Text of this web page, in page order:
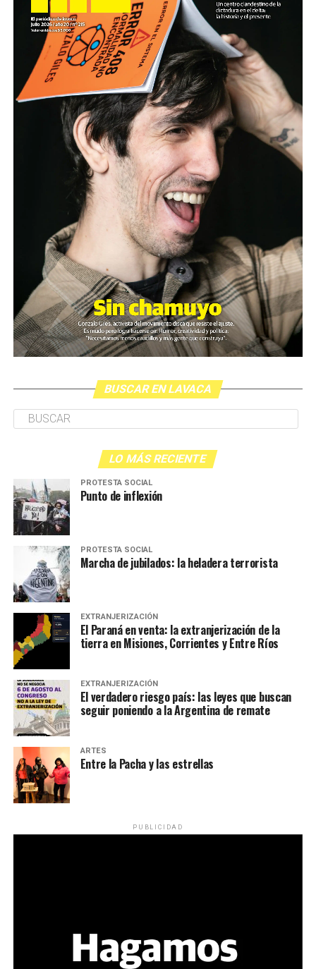
BUSCAR EN LAVACA
LO MÁS RECIENTE
PROTESTA SOCIAL
Punto de inflexión
PROTESTA SOCIAL
Marcha de jubilados: la heladera terrorista
EXTRANJERIZACIÓN
El Paraná en venta: la extranjerización de la
tierra en Misiones, Corrientes y Entre Ríos
EXTRANJERIZACIÓN
El verdadero riesgo país: las leyes que buscan
seguir poniendo a la Argentina de remate
ARTES
Entre la Pacha y las estrellas
PUBLICIDAD